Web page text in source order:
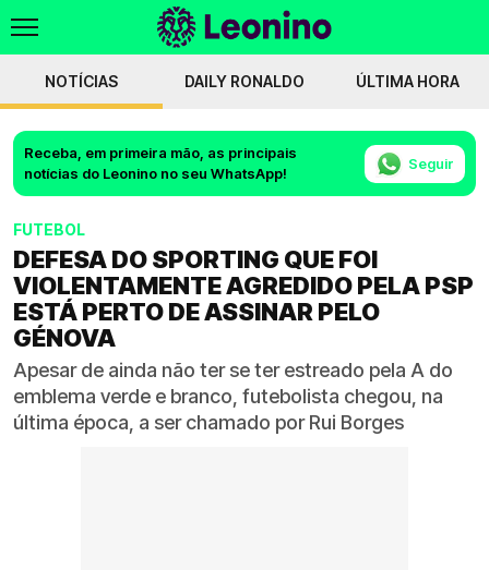
NOTÍCIAS DAILY RONALDO ÚLTIMA HORA
Receba, em primeira mão, as principais
notícias do Leonino no seu WhatsApp!
Seguir
FUTEBOL
DEFESA DO SPORTING QUE FOI
VIOLENTAMENTE AGREDIDO PELA PSP
ESTÁ PERTO DE ASSINAR PELO
GÉNOVA
Apesar de ainda não ter se ter estreado pela A do
emblema verde e branco, futebolista chegou, na
última época, a ser chamado por Rui Borges